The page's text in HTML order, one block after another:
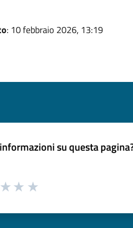
: 10 febbraio 2026, 13:19
su questa